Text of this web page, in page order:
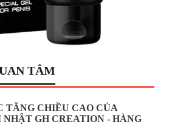
TÂM
TĂNG CHIỀU CAO CỦA
NHẬT GH CREATION - HÀNG